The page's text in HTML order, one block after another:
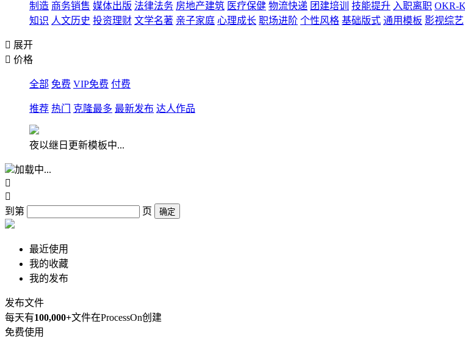
制造 商务销售 媒体出版 法律法务 房地产建筑 医疗保健 物流快递 团建培训 技能提升 入职离职 OKR-
知识 人文历史 投资理财 文学名著 亲子家庭 心理成长 职场进阶 个性风格 基础版式 通用模板 影视综艺
 展开
 价格
全部 免费 VIP免费 付费
推荐 热门 克隆最多 最新发布 达人作品
夜以继日更新模板中...
加载中...


到第
页 确定
最近使用
我的收藏
我的发布
发布文件
每天有100,000+文件在ProcessOn创建
免费使用